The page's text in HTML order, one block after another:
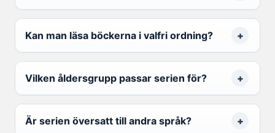
Kan man läsa böckerna i valfri ordning?
Vilken åldersgrupp passar serien för?
Är serien översatt till andra språk?